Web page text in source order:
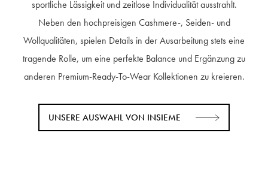
sportliche Lässigkeit und zeitlose Individualität ausstrahlt.
Neben den hochpreisigen Cashmere-, Seiden- und
Wollqualitäten, spielen Details in der Ausarbeitung stets eine
tragende Rolle, um eine perfekte Balance und Ergänzung zu
anderen Premium-Ready-To-Wear Kollektionen zu kreieren.
UNSERE AUSWAHL VON INSIEME